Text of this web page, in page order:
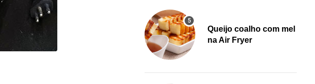
Queijo coalho com mel
na Air Fryer